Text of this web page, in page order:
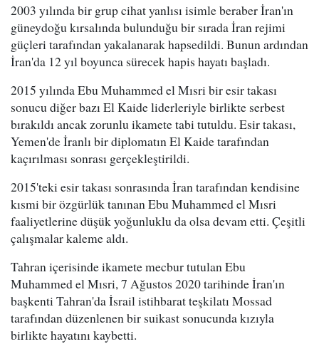
2003 yılında bir grup cihat yanlısı isimle beraber İran'ın
güneydoğu kırsalında bulunduğu bir sırada İran rejimi
güçleri tarafından yakalanarak hapsedildi. Bunun ardından
İran'da 12 yıl boyunca sürecek hapis hayatı başladı.
2015 yılında Ebu Muhammed el Mısri bir esir takası
sonucu diğer bazı El Kaide liderleriyle birlikte serbest
bırakıldı ancak zorunlu ikamete tabi tutuldu. Esir takası,
Yemen'de İranlı bir diplomatın El Kaide tarafından
kaçırılması sonrası gerçekleştirildi.
2015'teki esir takası sonrasında İran tarafından kendisine
kısmi bir özgürlük tanınan Ebu Muhammed el Mısri
faaliyetlerine düşük yoğunluklu da olsa devam etti. Çeşitli
çalışmalar kaleme aldı.
Tahran içerisinde ikamete mecbur tutulan Ebu
Muhammed el Mısri, 7 Ağustos 2020 tarihinde İran'ın
başkenti Tahran'da İsrail istihbarat teşkilatı Mossad
tarafından düzenlenen bir suikast sonucunda kızıyla
birlikte hayatını kaybetti.